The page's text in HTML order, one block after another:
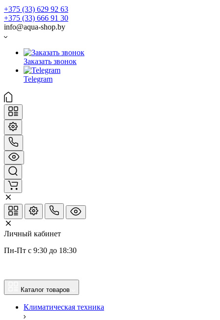
+375 (33) 629 92 63
+375 (33) 666 91 30
info@aqua-shop.by
Заказать звонок
Telegram
Личный кабинет
Пн-Пт с 9:30 до 18:30
Каталог товаров
Климатическая техника